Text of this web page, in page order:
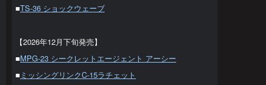
■TS-36 ショックウェーブ
【2026年12月下旬発売】
■MPG-23 シークレットエージェント アーシー
■ ミッシングリンクC-15ラチェット